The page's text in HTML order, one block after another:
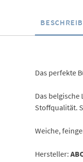
Das perfekte
Das belgische
Stoffqualität.
Weiche,
Hersteller: